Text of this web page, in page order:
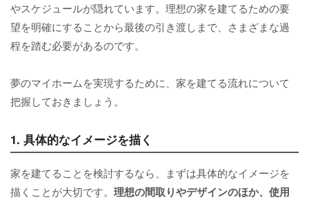
やスケジュールが隠れています。理想の家を建てるための要
望を明確にすることから最後の引き渡しまで、さまざまな過
程を踏む必要があるのです。
夢のマイホームを実現するために、家を建てる流れについて
把握しておきましょう。
1. 具体的なイメージを描く
家を建てることを検討するなら、まずは具体的なイメージを
描くことが大切です。 理想の間取りやデザインのほか、使用